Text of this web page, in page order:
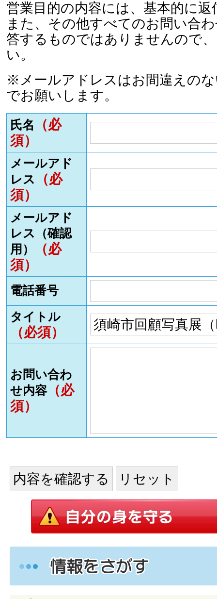
営業目的の内容には、基本的に
また、その他すべてのお問い合
答するものではありませんので
い。
※メールアドレスはお間違えの
でお願いします。
氏名
（必
須）
メールアド
レス
（必
須）
メールアド
レス（確認
用）
（必
須）
電話番号
タイトル
（必須）
お問い合わ
せ内容（必
須）